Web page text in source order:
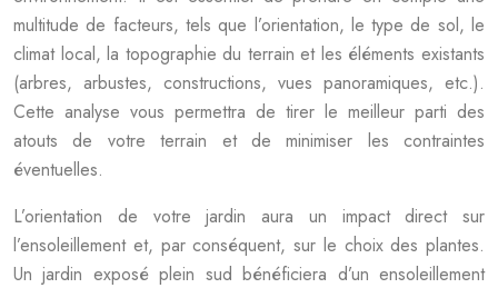
multitude de facteurs, tels que l’orientation, le type de sol, le
climat local, la topographie du terrain et les éléments existants
(arbres, arbustes, constructions, vues panoramiques, etc.).
Cette analyse vous permettra de tirer le meilleur parti des
atouts de votre terrain et de minimiser les contraintes
éventuelles.
L’orientation de votre jardin aura un impact direct sur
l’ensoleillement et, par conséquent, sur le choix des plantes.
Un jardin exposé plein sud bénéficiera d’un ensoleillement